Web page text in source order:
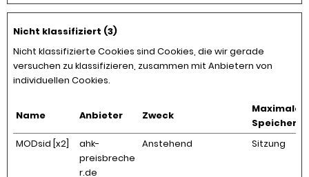
Nicht klassifiziert (3)
Nicht klassifizierte Cookies sind Cookies, die wir gerade
versuchen zu klassifizieren, zusammen mit Anbietern von
individuellen Cookies.
Name Anbieter Zweck
Maximale
MODsid [x2]
ahk-
preisbreche
r.de
Anstehend Sitzung